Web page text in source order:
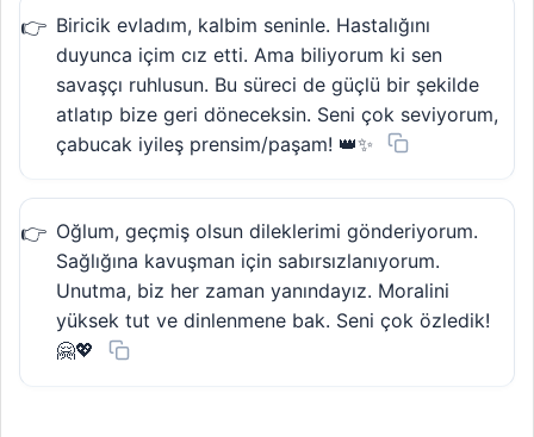
Biricik evladım, kalbim seninle. Hastalığını
duyunca içim cız etti. Ama biliyorum ki sen
savaşçı ruhlusun. Bu süreci de güçlü bir şekilde
atlatıp bize geri döneceksin. Seni çok seviyorum,
çabucak iyileş prensim/paşam! 👑✨
Oğlum, geçmiş olsun dileklerimi gönderiyorum.
Sağlığına kavuşman için sabırsızlanıyorum.
Unutma, biz her zaman yanındayız. Moralini
yüksek tut ve dinlenmene bak. Seni çok özledik!
🤗💖